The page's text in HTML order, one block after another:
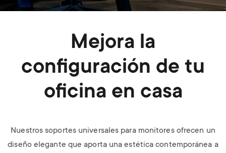
Mejora la
configuración de tu
oficina en casa
Nuestros soportes universales para monitores ofrecen un
diseño elegante que aporta una estética contemporánea a